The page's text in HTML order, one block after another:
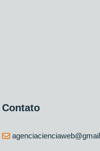
Contato